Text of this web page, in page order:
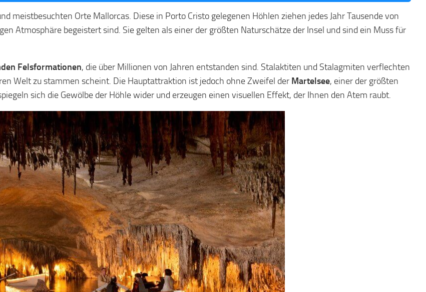
meistbesuchten Orte Mallorcas. Diese in Porto Cristo gelegenen Höhlen ziehen jedes Jahr Tausende von
Atmosphäre begeistert sind. Sie gelten als einer der größten Naturschätze der Insel und sind ein Muss für
Felsformationen, die über Millionen von Jahren entstanden sind. Stalaktiten und Stalagmiten verflechten
Welt zu stammen scheint. Die Hauptattraktion ist jedoch ohne Zweifel der Martelsee, einer der größten
sich die Gewölbe der Höhle wider und erzeugen einen visuellen Effekt, der Ihnen den Atem raubt.